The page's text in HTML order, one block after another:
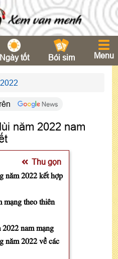
Ngày tốt Bói sim Menu
năm 2022 nam
Thu gọn
năm 2022 kết hợp
theo thiên
nam mạng
năm 2022 về các